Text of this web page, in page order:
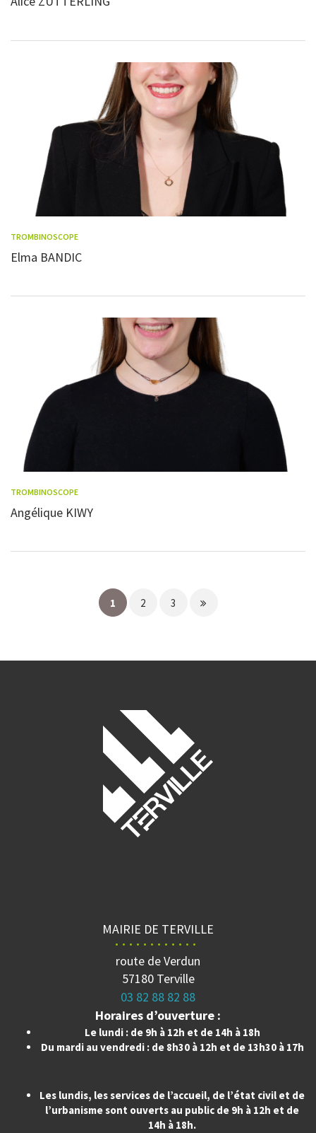
TROMBINOSCOPE
Elma BANDIC
TROMBINOSCOPE
Angélique KIWY
1 2 3
suivante
MAIRIE DE TERVILLE
route de Verdun
57180 Terville
03 82 88 82 88
Horaires d’ouverture :
Le lundi : de 9h à 12h et de 14h à 18h
Du mardi au vendredi : de 8h30 à 12h et de 13h30 à 17h
Les lundis, les services de l’accueil, de l’état civil et de
l’urbanisme sont ouverts au public de 9h à 12h et de
14h à 18h.